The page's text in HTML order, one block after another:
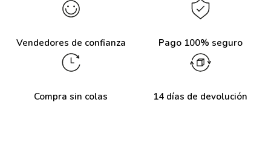
Vendedores de confianza Pago 100% seguro
Compra sin colas 14 días de devolución